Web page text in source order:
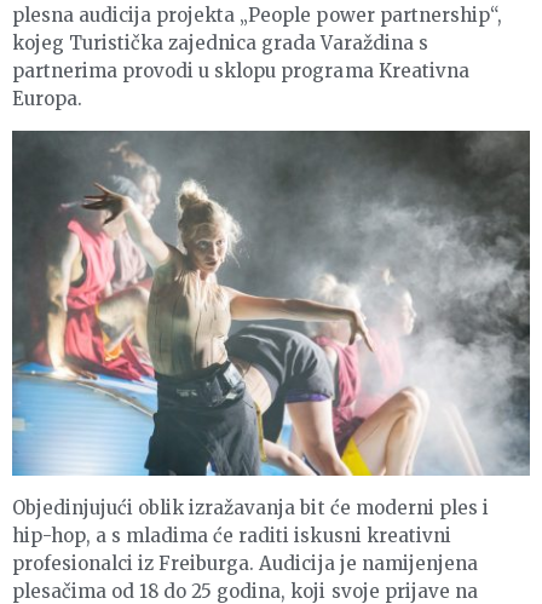
plesna audicija projekta „People power partnership“,
kojeg Turistička zajednica grada Varaždina s
partnerima provodi u sklopu programa Kreativna
Europa.
Objedinjujući oblik izražavanja bit će moderni ples i
hip-hop, a s mladima će raditi iskusni kreativni
profesionalci iz Freiburga. Audicija je namijenjena
plesačima od 18 do 25 godina, koji svoje prijave na